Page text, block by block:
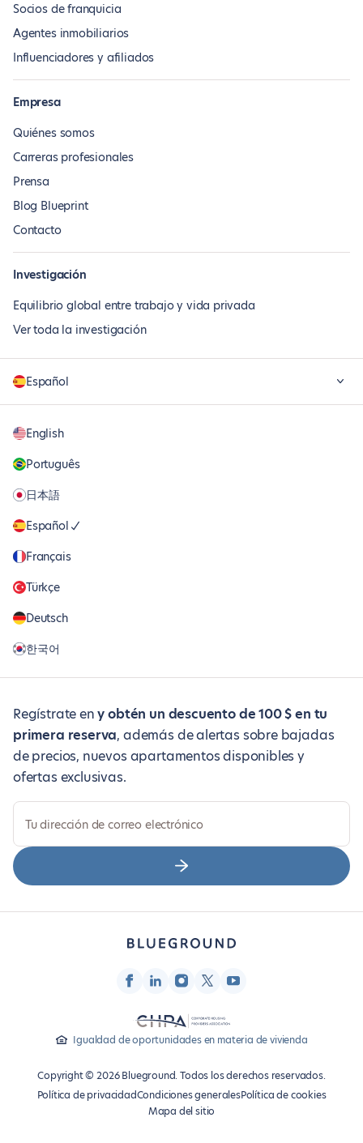
Socios de franquicia
Agentes inmobiliarios
Influenciadores y afiliados
Empresa
Quiénes somos
Carreras profesionales
Prensa
Blog Blueprint
Contacto
Investigación
Equilibrio global entre trabajo y vida privada
Ver toda la investigación
Español
English
Português
日本語
Español
Français
Türkçe
Deutsch
한국어
Regístrate eny obtén un descuento de 100 $ en tu
primera reserva, además de alertas sobre bajadas
de precios, nuevos apartamentos disponibles y
ofertas exclusivas.
Tu dirección de correo electrónico
Igualdad de oportunidades en materia de vivienda
Copyright © 2026 Blueground. Todos los derechos reservados.
Política de privacidadCondiciones generalesPolítica de cookies
Mapa del sitio